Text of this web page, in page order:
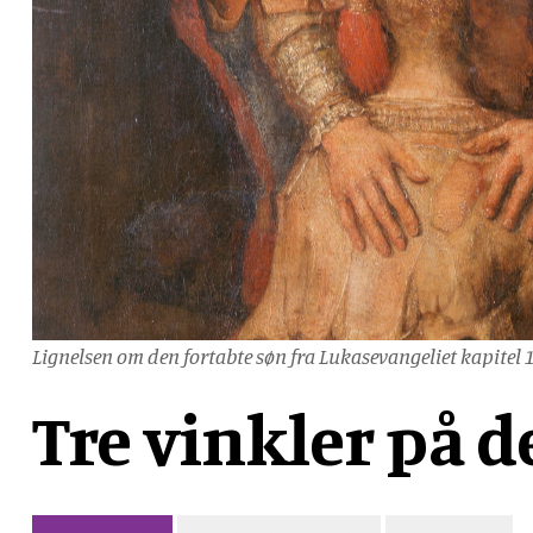
Lignelsen om den fortabte søn fra Lukasevangeliet kapitel
Tre vinkler på